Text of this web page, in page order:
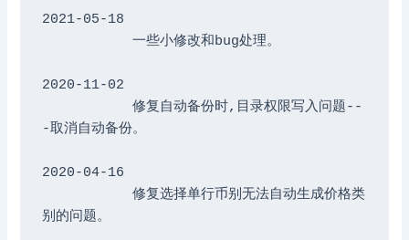
2021-05-18
一些小修改和bug处理。
2020-11-02
修复自动备份时,目录权限写入问题--
-取消自动备份。
2020-04-16
修复选择单行币别无法自动生成价格类
别的问题。